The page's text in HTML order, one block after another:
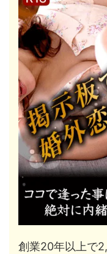
創業20年以上で